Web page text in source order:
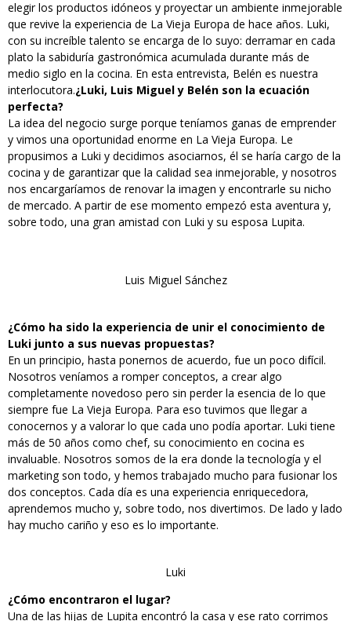
elegir los productos idóneos y proyectar un ambiente inmejorable
que revive la experiencia de La Vieja Europa de hace años. Luki,
con su increíble talento se encarga de lo suyo: derramar en cada
plato la sabiduría gastronómica acumulada durante más de
medio siglo en la cocina. En esta entrevista, Belén es nuestra
interlocutora.¿Luki, Luis Miguel y Belén son la ecuación
perfecta?
La idea del negocio surge porque teníamos ganas de emprender
y vimos una oportunidad enorme en La Vieja Europa. Le
propusimos a Luki y decidimos asociarnos, él se haría cargo de la
cocina y de garantizar que la calidad sea inmejorable, y nosotros
nos encargaríamos de renovar la imagen y encontrarle su nicho
de mercado. A partir de ese momento empezó esta aventura y,
sobre todo, una gran amistad con Luki y su esposa Lupita.
Luis Miguel Sánchez
¿Cómo ha sido la experiencia de unir el conocimiento de
Luki junto a sus nuevas propuestas?
En un principio, hasta ponernos de acuerdo, fue un poco difícil.
Nosotros veníamos a romper conceptos, a crear algo
completamente novedoso pero sin perder la esencia de lo que
siempre fue La Vieja Europa. Para eso tuvimos que llegar a
conocernos y a valorar lo que cada uno podía aportar. Luki tiene
más de 50 años como chef, su conocimiento en cocina es
invaluable. Nosotros somos de la era donde la tecnología y el
marketing son todo, y hemos trabajado mucho para fusionar los
dos conceptos. Cada día es una experiencia enriquecedora,
aprendemos mucho y, sobre todo, nos divertimos. De lado y lado
hay mucho cariño y eso es lo importante.
Luki
¿Cómo encontraron el lugar?
Una de las hijas de Lupita encontró la casa y ese rato corrimos